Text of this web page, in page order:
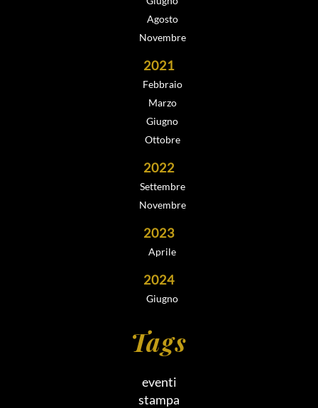
Agosto
Novembre
2021
Febbraio
Marzo
Giugno
Ottobre
2022
Settembre
Novembre
2023
Aprile
2024
Giugno
Tags
eventi
stampa